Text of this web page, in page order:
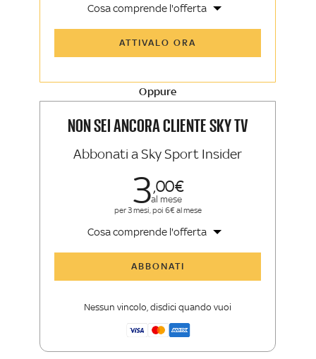
Cosa comprende l'offerta
Sky TG24 Insider
Sport e Sky TG24
La newsletter esclusiva di Sky Sport
ATTIVALO ORA
Oppure
NON SEI ANCORA CLIENTE SKY TV
Abbonati a Sky Sport Insider
300
al mese
per 3 mesi, poi 6€ al mese
Cosa comprende l'offerta
Sport
La newsletter esclusiva di Sky Sport
ABBONATI
Nessun vincolo, disdici quando vuoi